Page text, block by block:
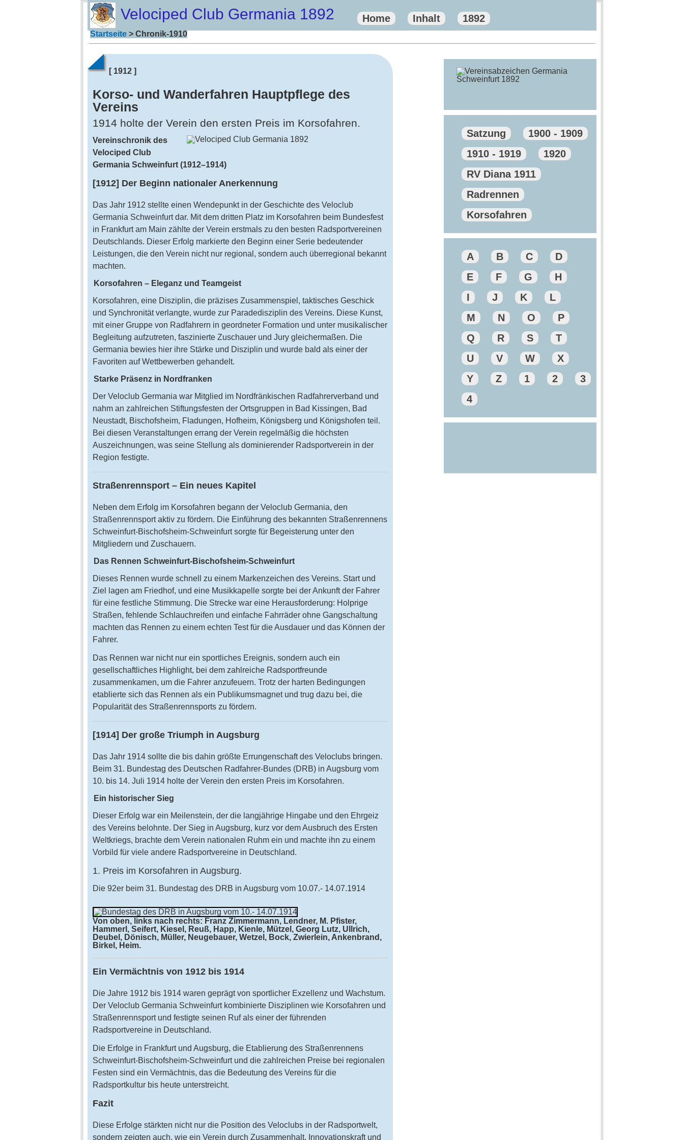
Velociped Club Germania 1892 Home Inhalt 1892
Startseite > Chronik-1910
[ 1912 ]
Korso- und Wanderfahren Hauptpflege des
Vereins
1914 holte der Verein den ersten Preis im Korsofahren.
Vereinschronik des
Velociped Club
Germania Schweinfurt (1912–1914)
[1912] Der Beginn nationaler Anerkennung
Das Jahr 1912 stellte einen Wendepunkt in der Geschichte des Veloclub
Germania Schweinfurt dar. Mit dem dritten Platz im Korsofahren beim Bundesfest
in Frankfurt am Main zählte der Verein erstmals zu den besten Radsportvereinen
Deutschlands. Dieser Erfolg markierte den Beginn einer Serie bedeutender
Leistungen, die den Verein nicht nur regional, sondern auch überregional bekannt
machten.
Korsofahren – Eleganz und Teamgeist
Korsofahren, eine Disziplin, die präzises Zusammenspiel, taktisches Geschick
und Synchronität verlangte, wurde zur Paradedisziplin des Vereins. Diese Kunst,
mit einer Gruppe von Radfahrern in geordneter Formation und unter musikalischer
Begleitung aufzutreten, faszinierte Zuschauer und Jury gleichermaßen. Die
Germania bewies hier ihre Stärke und Disziplin und wurde bald als einer der
Favoriten auf Wettbewerben gehandelt.
Starke Präsenz in Nordfranken
Der Veloclub Germania war Mitglied im Nordfränkischen Radfahrerverband und
nahm an zahlreichen Stiftungsfesten der Ortsgruppen in Bad Kissingen, Bad
Neustadt, Bischofsheim, Fladungen, Hofheim, Königsberg und Königshofen teil.
Bei diesen Veranstaltungen errang der Verein regelmäßig die höchsten
Auszeichnungen, was seine Stellung als dominierender Radsportverein in der
Region festigte.
Straßenrennsport – Ein neues Kapitel
Neben dem Erfolg im Korsofahren begann der Veloclub Germania, den
Straßenrennsport aktiv zu fördern. Die Einführung des bekannten Straßenrennens
Schweinfurt-Bischofsheim-Schweinfurt sorgte für Begeisterung unter den
Mitgliedern und Zuschauern.
Das Rennen Schweinfurt-Bischofsheim-Schweinfurt
Dieses Rennen wurde schnell zu einem Markenzeichen des Vereins. Start und
Ziel lagen am Friedhof, und eine Musikkapelle sorgte bei der Ankunft der Fahrer
für eine festliche Stimmung. Die Strecke war eine Herausforderung: Holprige
Straßen, fehlende Schlauchreifen und einfache Fahrräder ohne Gangschaltung
machten das Rennen zu einem echten Test für die Ausdauer und das Können der
Fahrer.
Das Rennen war nicht nur ein sportliches Ereignis, sondern auch ein
gesellschaftliches Highlight, bei dem zahlreiche Radsportfreunde
zusammenkamen, um die Fahrer anzufeuern. Trotz der harten Bedingungen
etablierte sich das Rennen als ein Publikumsmagnet und trug dazu bei, die
Popularität des Straßenrennsports zu fördern.
[1914] Der große Triumph in Augsburg
Das Jahr 1914 sollte die bis dahin größte Errungenschaft des Veloclubs bringen.
Beim 31. Bundestag des Deutschen Radfahrer-Bundes (DRB) in Augsburg vom
10. bis 14. Juli 1914 holte der Verein den ersten Preis im Korsofahren.
Ein historischer Sieg
Dieser Erfolg war ein Meilenstein, der die langjährige Hingabe und den Ehrgeiz
des Vereins belohnte. Der Sieg in Augsburg, kurz vor dem Ausbruch des Ersten
Weltkriegs, brachte dem Verein nationalen Ruhm ein und machte ihn zu einem
Vorbild für viele andere Radsportvereine in Deutschland.
1. Preis im Korsofahren in Augsburg.
Die 92er beim 31. Bundestag des DRB in Augsburg vom 10.07.- 14.07.1914
Von oben, links nach rechts: Franz Zimmermann, Lendner, M. Pfister,
Hammerl, Seifert, Kiesel, Reuß, Happ, Kienle, Mützel, Georg Lutz, Ullrich,
Deubel, Dönisch, Müller, Neugebauer, Wetzel, Bock, Zwierlein, Ankenbrand,
Birkel, Heim.
Ein Vermächtnis von 1912 bis 1914
Die Jahre 1912 bis 1914 waren geprägt von sportlicher Exzellenz und Wachstum.
Der Veloclub Germania Schweinfurt kombinierte Disziplinen wie Korsofahren und
Straßenrennsport und festigte seinen Ruf als einer der führenden
Radsportvereine in Deutschland.
Die Erfolge in Frankfurt und Augsburg, die Etablierung des Straßenrennens
Schweinfurt-Bischofsheim-Schweinfurt und die zahlreichen Preise bei regionalen
Festen sind ein Vermächtnis, das die Bedeutung des Vereins für die
Radsportkultur bis heute unterstreicht.
Fazit
Diese Erfolge stärkten nicht nur die Position des Veloclubs in der Radsportwelt,
sondern zeigten auch, wie ein Verein durch Zusammenhalt, Innovationskraft und
Satzung
1900 - 1909
1910 - 1919
1920
RV Diana 1911
Radrennen
Korsofahren
A B C
D
E
F G
H
I
J K
L
M
N O
P
Q
R S
T
U
V W
X
Y
Z 1 2
3
4